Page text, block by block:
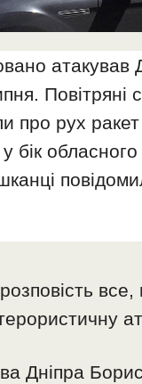
атакував
Повітряні
про рух ракет
бік обласного
розповість
Дніпра